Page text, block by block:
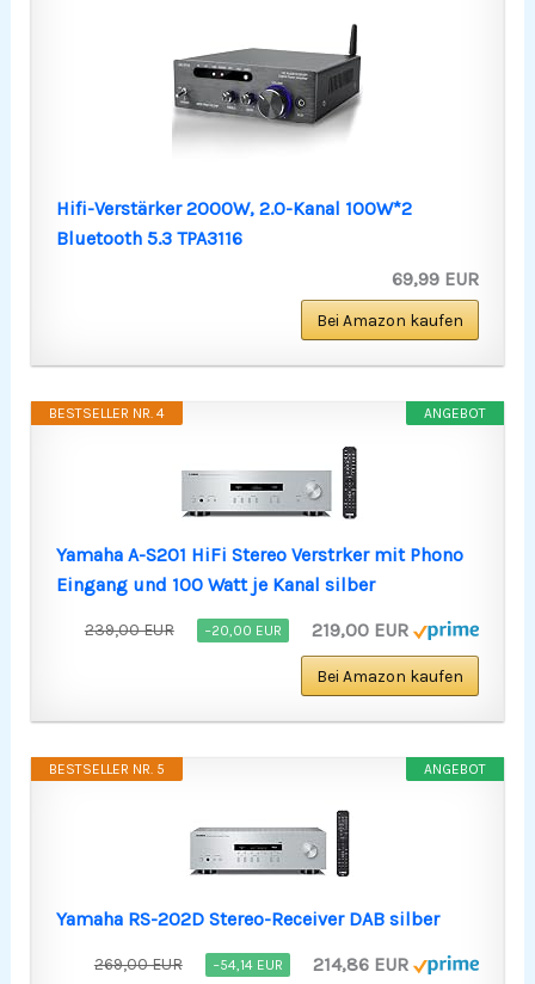
Hifi-Verstärker 2000W, 2.0-Kanal 100W*2
Bluetooth 5.3 TPA3116
69,99 EUR
Bei Amazon kaufen
ANGEBOT
BESTSELLER NR. 4
Yamaha A-S201 HiFi Stereo Verstrker mit Phono
Eingang und 100 Watt je Kanal silber
239,00 EUR −20,00 EUR 219,00 EUR
Bei Amazon kaufen
ANGEBOT
BESTSELLER NR. 5
Yamaha RS-202D Stereo-Receiver DAB silber
269,00 EUR −54,14 EUR 214,86 EUR